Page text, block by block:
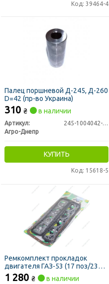
Код: 39464-4
Палец поршневой Д-245, Д-260
D=42 (пр-во Украина)
310 ₴ в наличии
Артикул:
245-1004042-Б1
Агро-Днепр
КУПИТЬ
Код: 15618-5
Ремкомплект прокладок
двигателя ГАЗ-53 (17 поз/23
шт) (пр-во Рось-Гума)
1 280 ₴ в наличии